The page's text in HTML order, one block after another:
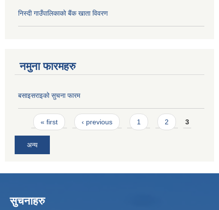
निस्दी गाउँपालिकाको बैंक खाता विवरण
नमुना फारमहरु
बसाइसराइको सुचना फारम
Pages
« first ‹ previous 1 2 3
अन्य
सुचनाहरु